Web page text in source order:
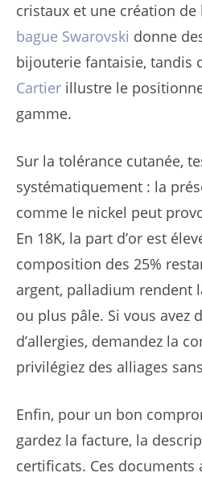
cristaux et une création
bague Swarovski donne
bijouterie fantaisie, tandis
Cartier illustre le
gamme.
Sur la tolérance cutanée,
systématiquement : la
comme le nickel peut
En 18K, la part d’or est
composition des 25%
argent, palladium rendent
ou plus pâle. Si vous avez
d’allergies, demandez la
privilégiez des alliages
Enfin, pour un bon
gardez la facture, la
certificats. Ces documents